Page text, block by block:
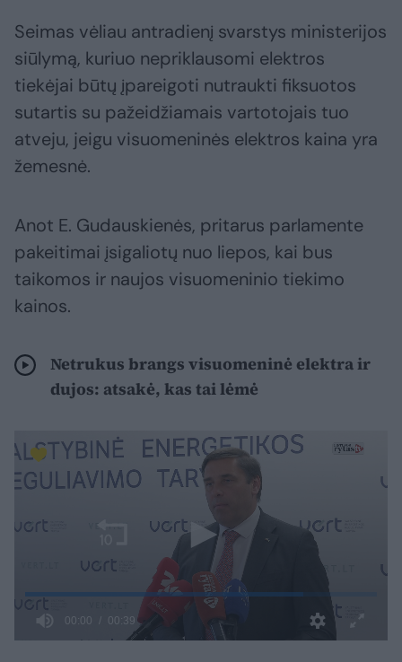
Seimas vėliau antradienį svarstys ministerijos
siūlymą, kuriuo nepriklausomi elektros
tiekėjai būtų įpareigoti nutraukti fiksuotos
sutartis su pažeidžiamais vartotojais tuo
atveju, jeigu visuomeninės elektros kaina yra
žemesnė.
Anot E. Gudauskienės, pritarus parlamente
pakeitimai įsigaliotų nuo liepos, kai bus
taikomos ir naujos visuomeninio tiekimo
kainos.
Netrukus brangs visuomeninė elektra ir
dujos: atsakė, kas tai lėmė